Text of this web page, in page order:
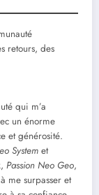
retours, des
qui m’a
un énorme
et générosité.
System et
Passion Neo Geo,
me surpasser et